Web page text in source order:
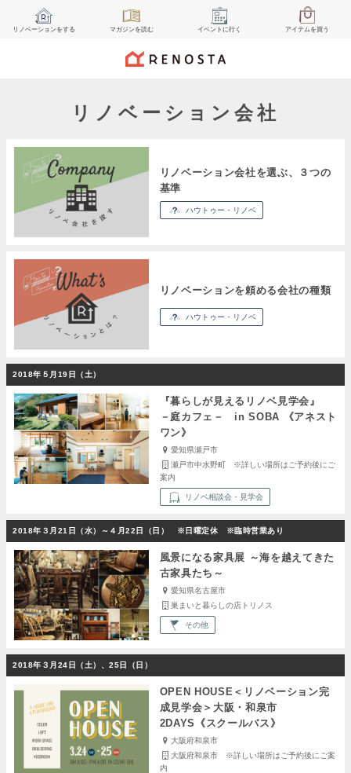
リノベーションをする マガジンを読む イベント に行く アイテムを買う
リノベーション会社
リノベーション会社を選ぶ、３つの
基準
ハウトゥー・リノベ
リノベーションを頼める会社の種類
ハウトゥー・リノベ
2018年５月19日（土）
『暮らしが見えるリノベ見学会』
－庭カフェ－ in SOBA 《アネスト
ワン》
愛知県瀬戸市
瀬戸市中水野町 ※詳しい場所はご予約後にご
案内
リノベ相談会・見学会
2018年３月21日（水）～４月22日（日） ※日曜定休 ※臨時営業あり
風景になる家具展 ～海を越えてきた
古家具たち～
愛知県名古屋市
巣まいと暮らしの店トリノス
その他
2018年３月24日（土）、25日（日）
OPEN HOUSE＜リノベーション完
成見学会＞大阪・和泉市
2DAYS《スクールバス》
大阪府和泉市
大阪府和泉市 ※詳しい場所はご予約後にご案
内